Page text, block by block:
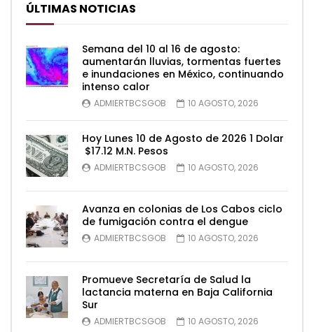
ÚLTIMAS NOTICIAS
Semana del 10 al 16 de agosto:
aumentarán lluvias, tormentas fuertes
e inundaciones en México, continuando
intenso calor
ADMIERTBCSGOB 10 AGOSTO, 2026
Hoy Lunes 10 de Agosto de 2026 1 Dolar
$17.12 M.N. Pesos
ADMIERTBCSGOB 10 AGOSTO, 2026
Avanza en colonias de Los Cabos ciclo
de fumigación contra el dengue
ADMIERTBCSGOB 10 AGOSTO, 2026
Promueve Secretaría de Salud la
lactancia materna en Baja California
Sur
ADMIERTBCSGOB 10 AGOSTO, 2026